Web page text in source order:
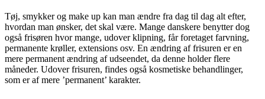
Tøj, smykker og make up kan man ændre fra dag til dag alt efter,
hvordan man ønsker, det skal være. Mange danskere benytter dog
også frisøren hvor mange, udover klipning, får foretaget farvning,
permanente krøller, extensions osv. En ændring af frisuren er en
mere permanent ændring af udseendet, da denne holder flere
måneder. Udover frisuren, findes også kosmetiske behandlinger,
som er af mere ’permanent’ karakter.